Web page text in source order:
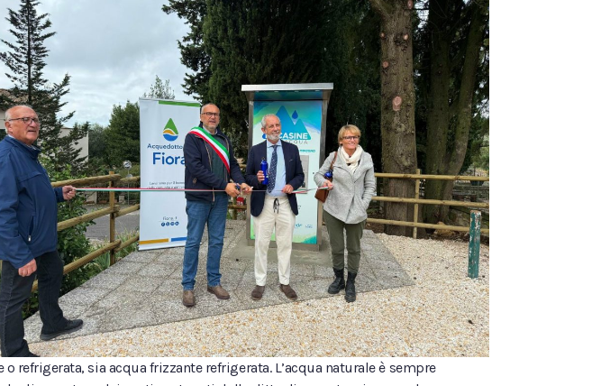
refrigerata, sia acqua frizzante refrigerata. L’acqua naturale è sempre